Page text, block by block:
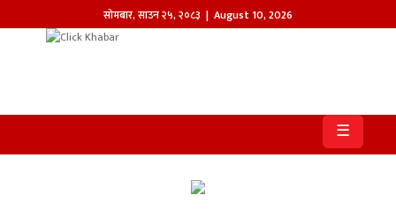
सोमबार,साउन२५,२०८३ | August 10, 2026
खबर
समाज
☰